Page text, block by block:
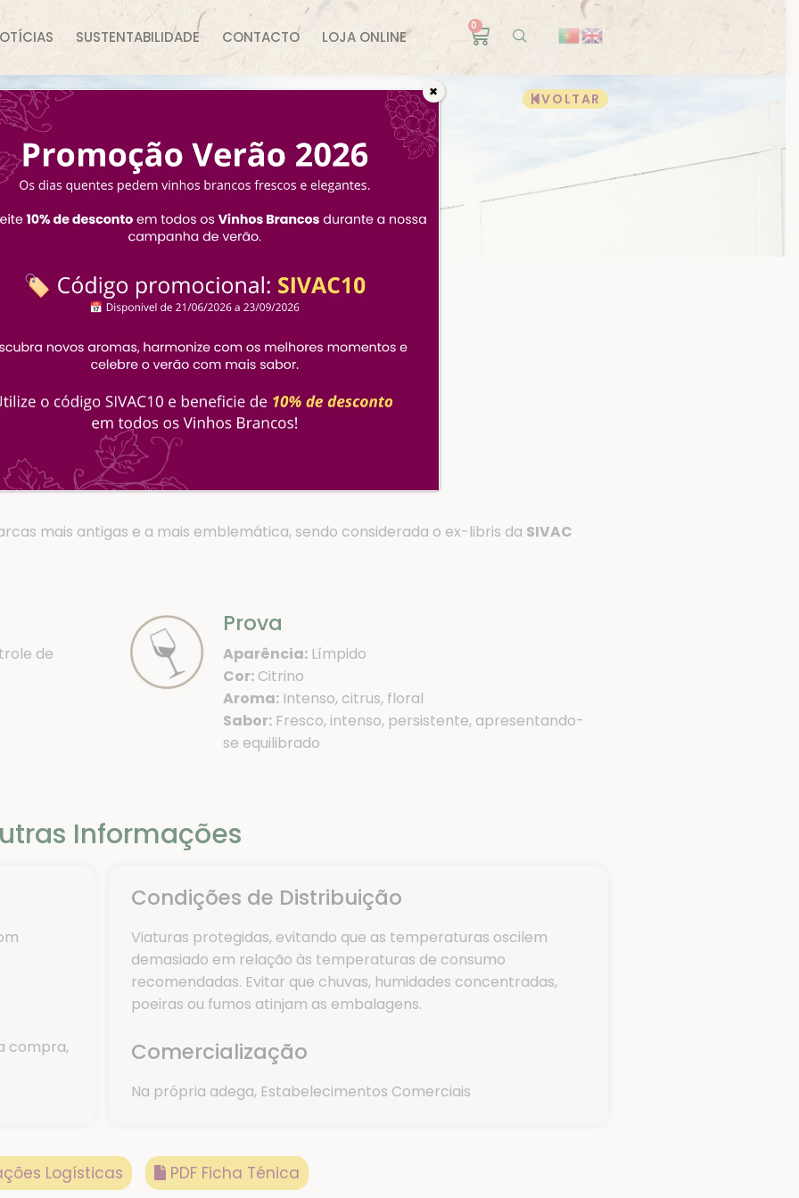
SUSTENTABILIDADE CONTACTO LOJA ONLINE
0
VOLTAR
Branco
Tinto, Rosé
mais antigas e a mais emblemática, sendo considerada o ex-libris da SIVAC
de
Prova
Aparência:Límpido
Cor:Citrino
Aroma:Intenso, citrus, floral
Sabor:Fresco, intenso, persistente, apresentando-
se equilibrado
Informações
compra,
Condições de Distribuição
Viaturas protegidas, evitando que as temperaturas oscilem
demasiado em relação às temperaturas de consumo
recomendadas. Evitar que chuvas, humidades concentradas,
poeiras ou fumos atinjam as embalagens.
Comercialização
Na própria adega, Estabelecimentos Comerciais
Logísticas PDF Ficha Ténica
✖